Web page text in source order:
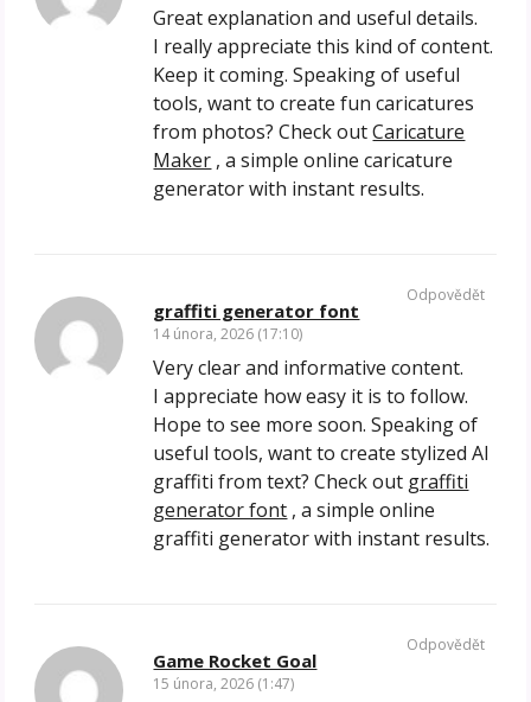
Great explanation and useful details.
I really appreciate this kind of content.
Keep it coming. Speaking of useful
tools, want to create fun caricatures
from photos? Check outCaricature
Maker , a simple online caricature
generator with instant results.
graffiti generator font
14 února, 2026 (17:10)
Very clear and informative content.
I appreciate how easy it is to follow.
Hope to see more soon. Speaking of
useful tools, want to create stylized AI
graffiti from text? Check out graffiti
generator font , a simple online
graffiti generator with instant results.
Odpovědět
Game Rocket Goal
15 února, 2026 (1:47)
Odpovědět